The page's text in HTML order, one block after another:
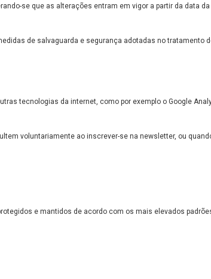
se que as alterações entram em vigor a partir da data
de salvaguarda e segurança adotadas no tratamento
tecnologias da internet, como por exemplo o Google
voluntariamente ao inscrever-se na newsletter, ou
e mantidos de acordo com os mais elevados